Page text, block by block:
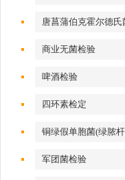
唐菖蒲伯克霍尔德氏
商业无菌检验
啤酒检验
四环素检定
铜绿假单胞菌(绿脓
军团菌检验